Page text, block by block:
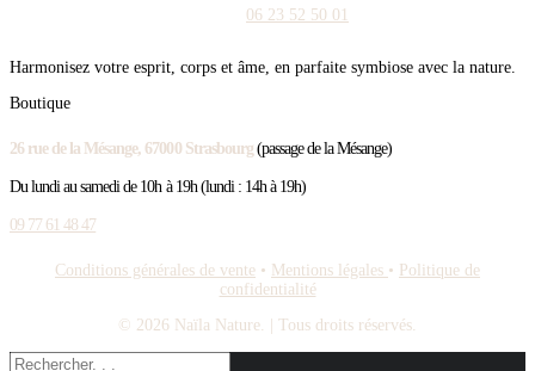
06 23 52 50 01
Harmonisez votre esprit, corps et âme, en parfaite symbiose avec la nature.
Boutique
26 rue de la Mésange, 67000 Strasbourg(passage de la Mésange)
Du lundi au samedi de 10h à 19h (lundi : 14h à 19h)
09 77 61 48 47
Conditions générales de vente • Mentions légales • Politique de
confidentialité
© 2026 Naïla Nature. | Tous droits réservés.